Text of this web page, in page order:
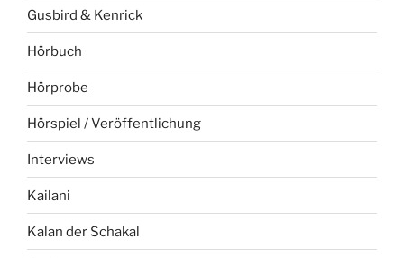
Gusbird & Kenrick
Hörbuch
Hörprobe
Hörspiel / Veröffentlichung
Interviews
Kailani
Kalan der Schakal